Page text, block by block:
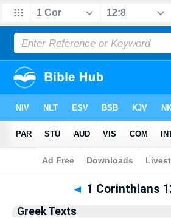
Bible > Greek> 1 Corinthians 12:8
◄ 1 Corinthians
Greek Texts